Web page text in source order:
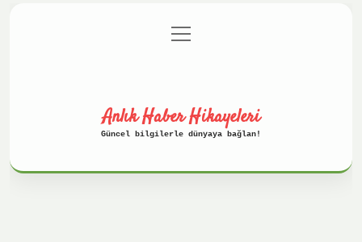
Gizlilik Politikası
menüyü
aç
Anlık Haber Hikayeleri
Güncel bilgilerle dünyaya bağlan!